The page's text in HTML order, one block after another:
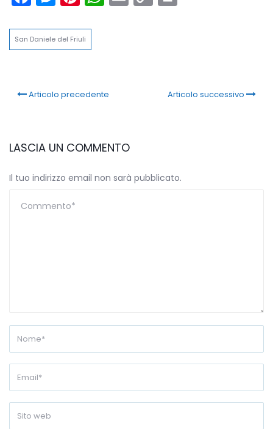
Link
San Daniele del Friuli
Articolo precedente Articolo successivo
LASCIA UN COMMENTO
Il tuo indirizzo email non sarà pubblicato.